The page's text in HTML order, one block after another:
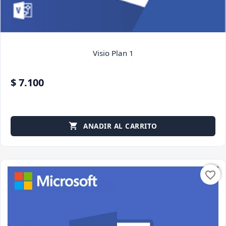
Visio Plan 1
$ 7.100
 ANADIR AL CARRITO
favorite_border